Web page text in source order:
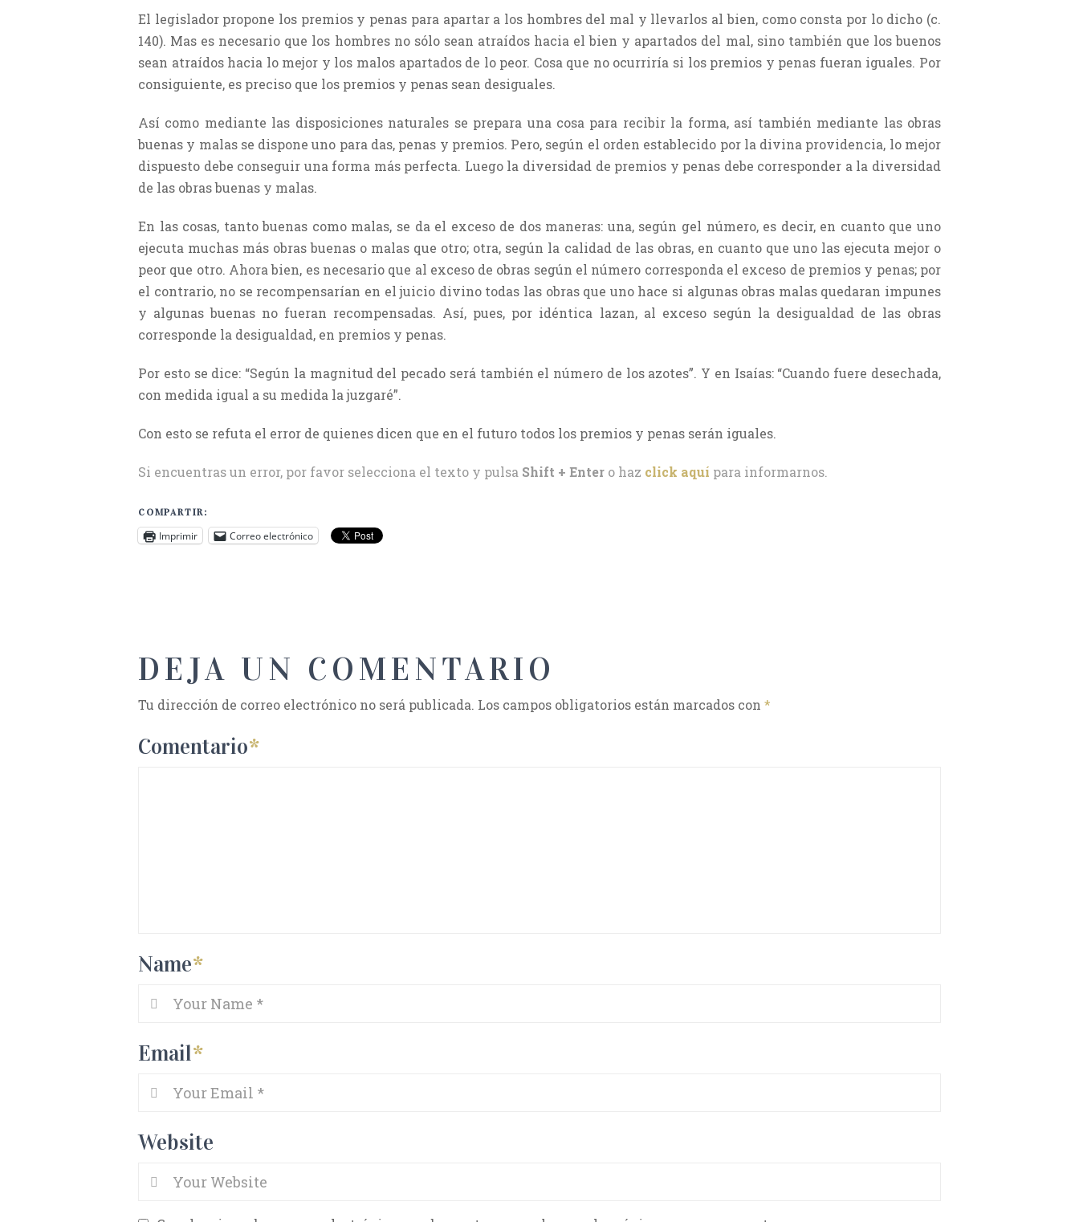
El legislador propone los premios y penas para apartar a los hombres del mal y llevarlos al bien, como consta por lo dicho (c.
140). Mas es necesario que los hombres no sólo sean atraídos hacia el bien y apartados del mal, sino también que los buenos
sean atraídos hacia lo mejor y los malos apartados de lo peor. Cosa que no ocurriría si los premios y penas fueran iguales. Por
consiguiente, es preciso que los premios y penas sean desiguales.
Así como mediante las disposiciones naturales se prepara una cosa para recibir la forma, así también mediante las obras
buenas y malas se dispone uno para das, penas y premios. Pero, según el orden establecido por la divina providencia, lo mejor
dispuesto debe conseguir una forma más perfecta. Luego la diversidad de premios y penas debe corresponder a la diversidad
de las obras buenas y malas.
En las cosas, tanto buenas como malas, se da el exceso de dos maneras: una, según gel número, es decir, en cuanto que uno
ejecuta muchas más obras buenas o malas que otro; otra, según la calidad de las obras, en cuanto que uno las ejecuta mejor o
peor que otro. Ahora bien, es necesario que al exceso de obras según el número corresponda el exceso de premios y penas; por
el contrario, no se recompensarían en el juicio divino todas las obras que uno hace si algunas obras malas quedaran impunes
y algunas buenas no fueran recompensadas. Así, pues, por idéntica lazan, al exceso según la desigualdad de las obras
corresponde la desigualdad, en premios y penas.
Por esto se dice: “Según la magnitud del pecado será también el número de los azotes”. Y en Isaías: “Cuando fuere desechada,
con medida igual a su medida la juzgaré”.
Con esto se refuta el error de quienes dicen que en el futuro todos los premios y penas serán iguales.
Si encuentras un error, por favor selecciona el texto y pulsa Shift + Enter o haz click aquí para informarnos.
COMPARTIR:
Imprimir Correo electrónico
DEJA UN COMENTARIO
Tu dirección de correo electrónico no será publicada. Los campos obligatorios están marcados con *
Comentario*
Name*
Email*
Website